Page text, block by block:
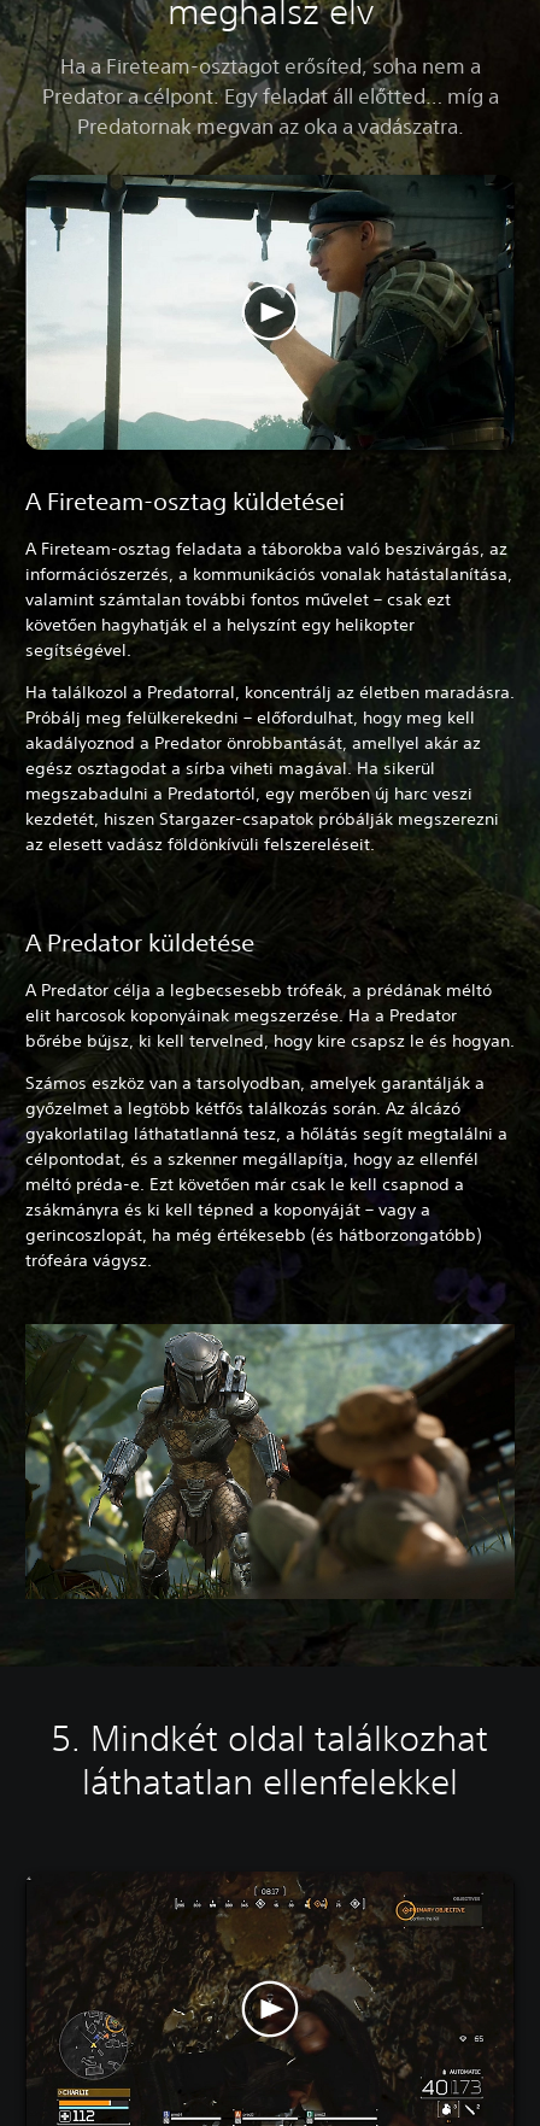
meghalsz elv
Ha a Fireteam-osztagot erősíted, soha nem a
Predator a célpont. Egy feladat áll előtted… míg a
Predatornak megvan az oka a vadászatra.
A Fireteam-osztag küldetései
A Fireteam-osztag feladata a táborokba való beszivárgás, az
információszerzés, a kommunikációs vonalak hatástalanítása,
valamint számtalan további fontos művelet – csak ezt
követően hagyhatják el a helyszínt egy helikopter
segítségével.
Ha találkozol a Predatorral, koncentrálj az életben maradásra.
Próbálj meg felülkerekedni – előfordulhat, hogy meg kell
akadályoznod a Predator önrobbantását, amellyel akár az
egész osztagodat a sírba viheti magával. Ha sikerül
megszabadulni a Predatortól, egy merőben új harc veszi
kezdetét, hiszen Stargazer-csapatok próbálják megszerezni
az elesett vadász földönkívüli felszereléseit.
A Predator küldetése
A Predator célja a legbecsesebb trófeák, a prédának méltó
elit harcosok koponyáinak megszerzése. Ha a Predator
bőrébe bújsz, ki kell tervelned, hogy kire csapsz le és hogyan.
Számos eszköz van a tarsolyodban, amelyek garantálják a
győzelmet a legtöbb kétfős találkozás során. Az álcázó
gyakorlatilag láthatatlanná tesz, a hőlátás segít megtalálni a
célpontodat, és a szkenner megállapítja, hogy az ellenfél
méltó préda-e. Ezt követően már csak le kell csapnod a
zsákmányra és ki kell tépned a koponyáját – vagy a
gerincoszlopát, ha még értékesebb (és hátborzongatóbb)
trófeára vágysz.
5. Mindkét oldal találkozhat
láthatatlan ellenfelekkel